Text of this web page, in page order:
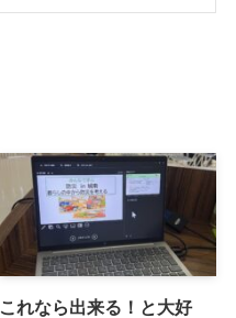
これなら出来る！と大好